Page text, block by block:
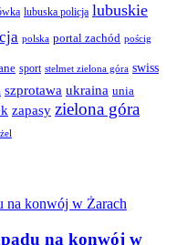
lubuska policja lubuskie
polska portal zachód pościg
sport stelmet zielona góra swiss
szprotawa ukraina unia
zapasy zielona góra
na konwój w